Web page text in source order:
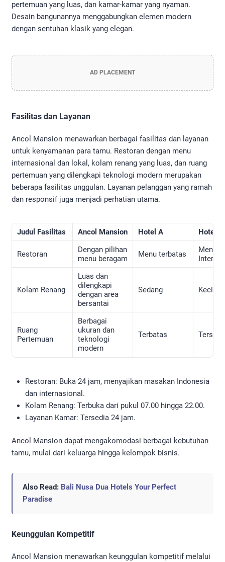
pertemuan yang luas, dan kamar-kamar yang nyaman.
Desain bangunannya menggabungkan elemen modern
dengan sentuhan klasik yang elegan.
AD PLACEMENT
Fasilitas dan Layanan
Ancol Mansion menawarkan berbagai fasilitas dan layanan
untuk kenyamanan para tamu. Restoran dengan menu
internasional dan lokal, kolam renang yang luas, dan ruang
pertemuan yang dilengkapi teknologi modern merupakan
beberapa fasilitas unggulan. Layanan pelanggan yang ramah
dan responsif juga menjadi perhatian utama.
Judul Fasilitas Ancol Mansion Hotel A Hotel B
Restoran
Dengan pilihan
menu beragam
Menu terbatas
Menu
Kolam Renang
Luas dan
dilengkapi
dengan area
bersantai
Sedang Kecil
Ruang
Pertemuan
Berbagai
ukuran dan
teknologi
modern
Terbatas
Restoran: Buka 24 jam, menyajikan masakan Indonesia
dan internasional.
Kolam Renang: Terbuka dari pukul 07.00 hingga 22.00.
Layanan Kamar: Tersedia 24 jam.
Ancol Mansion dapat mengakomodasi berbagai kebutuhan
tamu, mulai dari keluarga hingga kelompok bisnis.
Also Read: Bali Nusa Dua Hotels Your Perfect
Paradise
Keunggulan Kompetitif
Ancol Mansion menawarkan keunggulan kompetitif melalui